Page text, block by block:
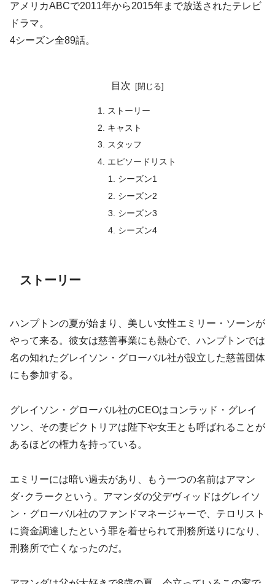
アメリカABCで2011年から2015年まで放送されたテレビ
ドラマ。
4シーズン全89話。
目次
ストーリー
キャスト
スタッフ
エピソードリスト
シーズン1
シーズン2
シーズン3
シーズン4
ストーリー
ハンプトンの夏が始まり、美しい女性エミリー・ソーンが
やって来る。彼女は慈善事業にも熱心で、ハンプトンでは
名の知れたグレイソン・グローバル社が設立した慈善団体
にも参加する。
グレイソン・グローバル社のCEOはコンラッド・グレイ
ソン、その妻ビクトリアは陛下や女王とも呼ばれることが
あるほどの権力を持っている。
エミリーには暗い過去があり、もう一つの名前はアマン
ダ･クラークという。アマンダの父デヴィッドはグレイソ
ン・グローバル社のファンドマネージャーで、テロリスト
に資金調達したという罪を着せられて刑務所送りになり、
刑務所で亡くなったのだ。